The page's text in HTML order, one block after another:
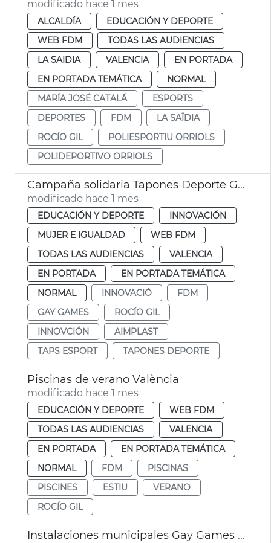
modificado hace 1 mes
ALCALDÍA
EDUCACIÓN Y DEPORTE
WEB FDM
TODAS LAS AUDIENCIAS
LA SAIDIA
VALENCIA
EN PORTADA
EN PORTADA TEMÁTICA
NORMAL
MARÍA JOSÉ CATALÁ
ESPORTS
DEPORTES
FDM
LA SAÏDIA
ROCÍO GIL
POLIESPORTIU ORRIOLS
POLIDEPORTIVO ORRIOLS
Campaña solidaria Tapones Deporte Gay Games
modificado hace 1 mes
EDUCACIÓN Y DEPORTE
INNOVACIÓN
MUJER E IGUALDAD
WEB FDM
TODAS LAS AUDIENCIAS
VALENCIA
EN PORTADA
EN PORTADA TEMÁTICA
NORMAL
INNOVACIÓ
FDM
GAY GAMES
ROCÍO GIL
INNOVCIÓN
AIMPLAST
TAPS ESPORT
TAPONES DEPORTE
Piscinas de verano València
modificado hace 1 mes
EDUCACIÓN Y DEPORTE
WEB FDM
TODAS LAS AUDIENCIAS
VALENCIA
EN PORTADA
EN PORTADA TEMÁTICA
NORMAL
FDM
PISCINAS
PISCINES
ESTIU
VERANO
ROCÍO GIL
Instalaciones municipales Gay Games Ayuntamiento València